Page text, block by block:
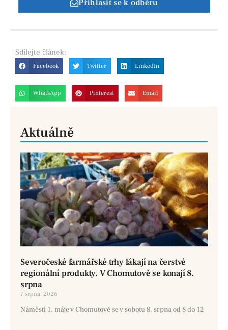
Přihlásit se k odběru
Sdílejte článek:
Facebook Twitter LinkedIn
WhatsApp Pinterest Email
Aktuálně
Severočeské farmářské trhy lákají na čerstvé
regionální produkty. V Chomutově se konají 8.
srpna
7 srpna, 2026
Náměstí 1. máje v Chomutově se v sobotu 8. srpna od 8 do 12